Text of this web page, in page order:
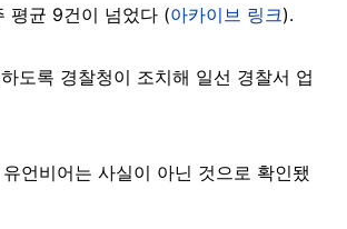
평균 9건이 넘었다 (아카이브 링크).
도록 경찰청이 조치해 일선 경찰서 업
언비어는 사실이 아닌 것으로 확인됐